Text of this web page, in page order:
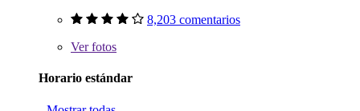
8,203 comentarios
Verfotos
Horario estándar